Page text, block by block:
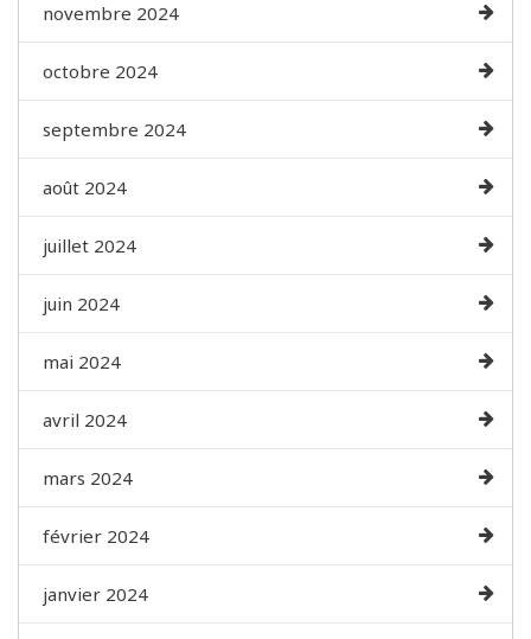
novembre 2024
octobre 2024
septembre 2024
août 2024
juillet 2024
juin 2024
mai 2024
avril 2024
mars 2024
février 2024
janvier 2024